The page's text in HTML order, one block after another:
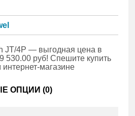
JT/4P — выгодная цена в
530.00 руб! Спешите купить
магазине
ОПЦИИ (0)